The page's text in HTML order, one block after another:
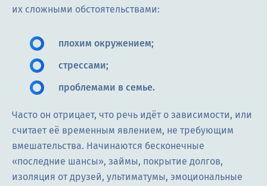
их сложными обстоятельствами:
плохим окружением;
стрессами;
проблемами в семье.
Часто он отрицает, что речь идёт о зависимости, или
считает её временным явлением, не требующим
вмешательства. Начинаются бесконечные
«последние шансы», займы, покрытие долгов,
изоляция от друзей, ультиматумы, эмоциональные